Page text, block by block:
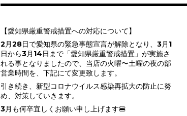
【愛知県厳重警戒措置への対応について】
2月28日で愛知県の緊急事態宣言が解除となり、3月1
日から3月14日まで「愛知県厳重警戒措置」が実施さ
れる事となりましたので、当店の火曜〜土曜の夜の部
営業時間を、下記にて変更致します。
引き続き、新型コロナウイルス感染再拡大の防止に努
め、対策していきます。
3月も何卒宜しくお願い申し上げます🍔